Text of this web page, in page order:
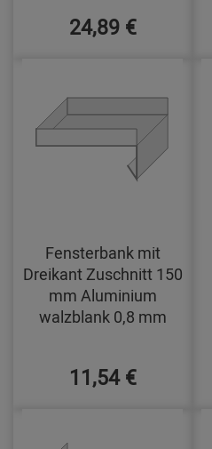
24,89 €
Fensterbank mit
Dreikant Zuschnitt 150
mm Aluminium
walzblank 0,8 mm
11,54 €